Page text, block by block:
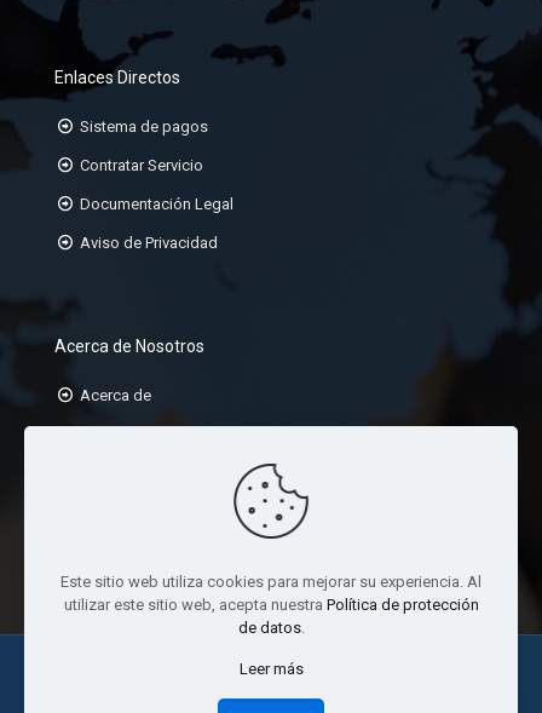
RACK DE 19
Enlaces Directos
Sistema de pagos
Contratar Servicio
Documentación Legal
Aviso de Privacidad
Acerca de Nosotros
Acerca de
Este sitio web utiliza cookies para mejorar su experiencia. Al
utilizar este sitio web, acepta nuestra Política de protección
de datos.
Leer más